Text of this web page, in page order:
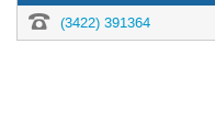
(3422) 391364